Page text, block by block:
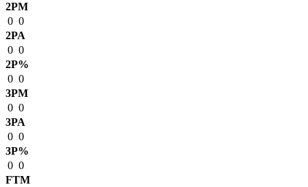
2PM
0 0
2PA
0 0
2P%
0 0
3PM
0 0
3PA
0 0
3P%
0 0
FTM